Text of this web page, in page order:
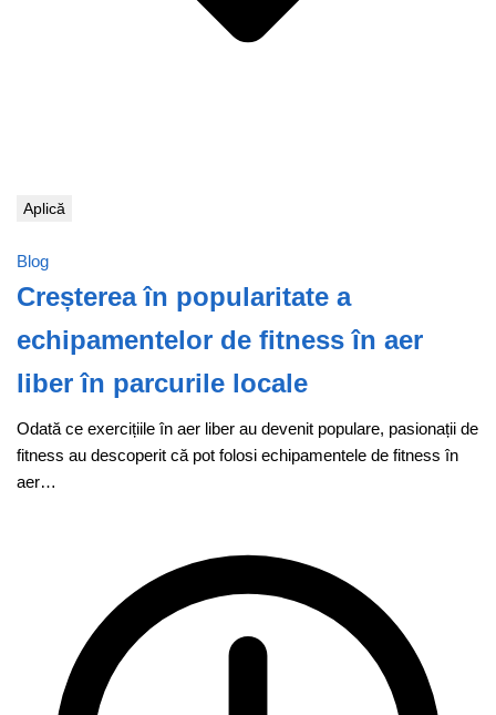
Aplică
Blog
Creșterea în popularitate a
echipamentelor de fitness în aer
liber în parcurile locale
Odată ce exercițiile în aer liber au devenit populare, pasionații de
fitness au descoperit că pot folosi echipamentele de fitness în
aer…